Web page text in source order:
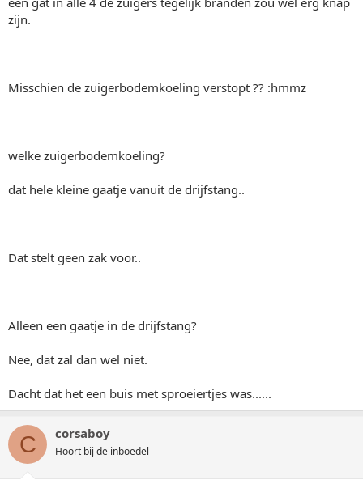
zijn.
Misschien de zuigerbodemkoeling verstopt ?? :hmmz
welke zuigerbodemkoeling?
dat hele kleine gaatje vanuit de drijfstang..
Dat stelt geen zak voor..
Alleen een gaatje in de drijfstang?
Nee, dat zal dan wel niet.
Dacht dat het een buis met sproeiertjes was......
C corsaboy
Hoort bij de inboedel